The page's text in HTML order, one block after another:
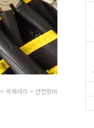
> 악세사리 > 안전장비